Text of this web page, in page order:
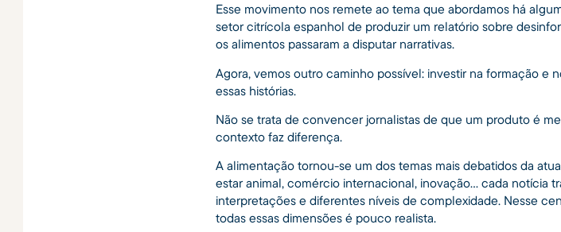
Esse movimento nos remete ao tema que abordamos há
setor citrícola espanhol de produzir um relatório sobre
os alimentos passaram a disputar narrativas.
Agora, vemos outro caminho possível: investir na formação e
essas histórias.
Não se trata de convencer jornalistas de que um produto é
contexto faz diferença.
A alimentação tornou-se um dos temas mais debatidos da
estar animal, comércio internacional, inovação... cada notícia
interpretações e diferentes níveis de complexidade. Nesse
todas essas dimensões é pouco realista.